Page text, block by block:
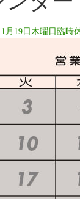
1月19日木曜日臨時